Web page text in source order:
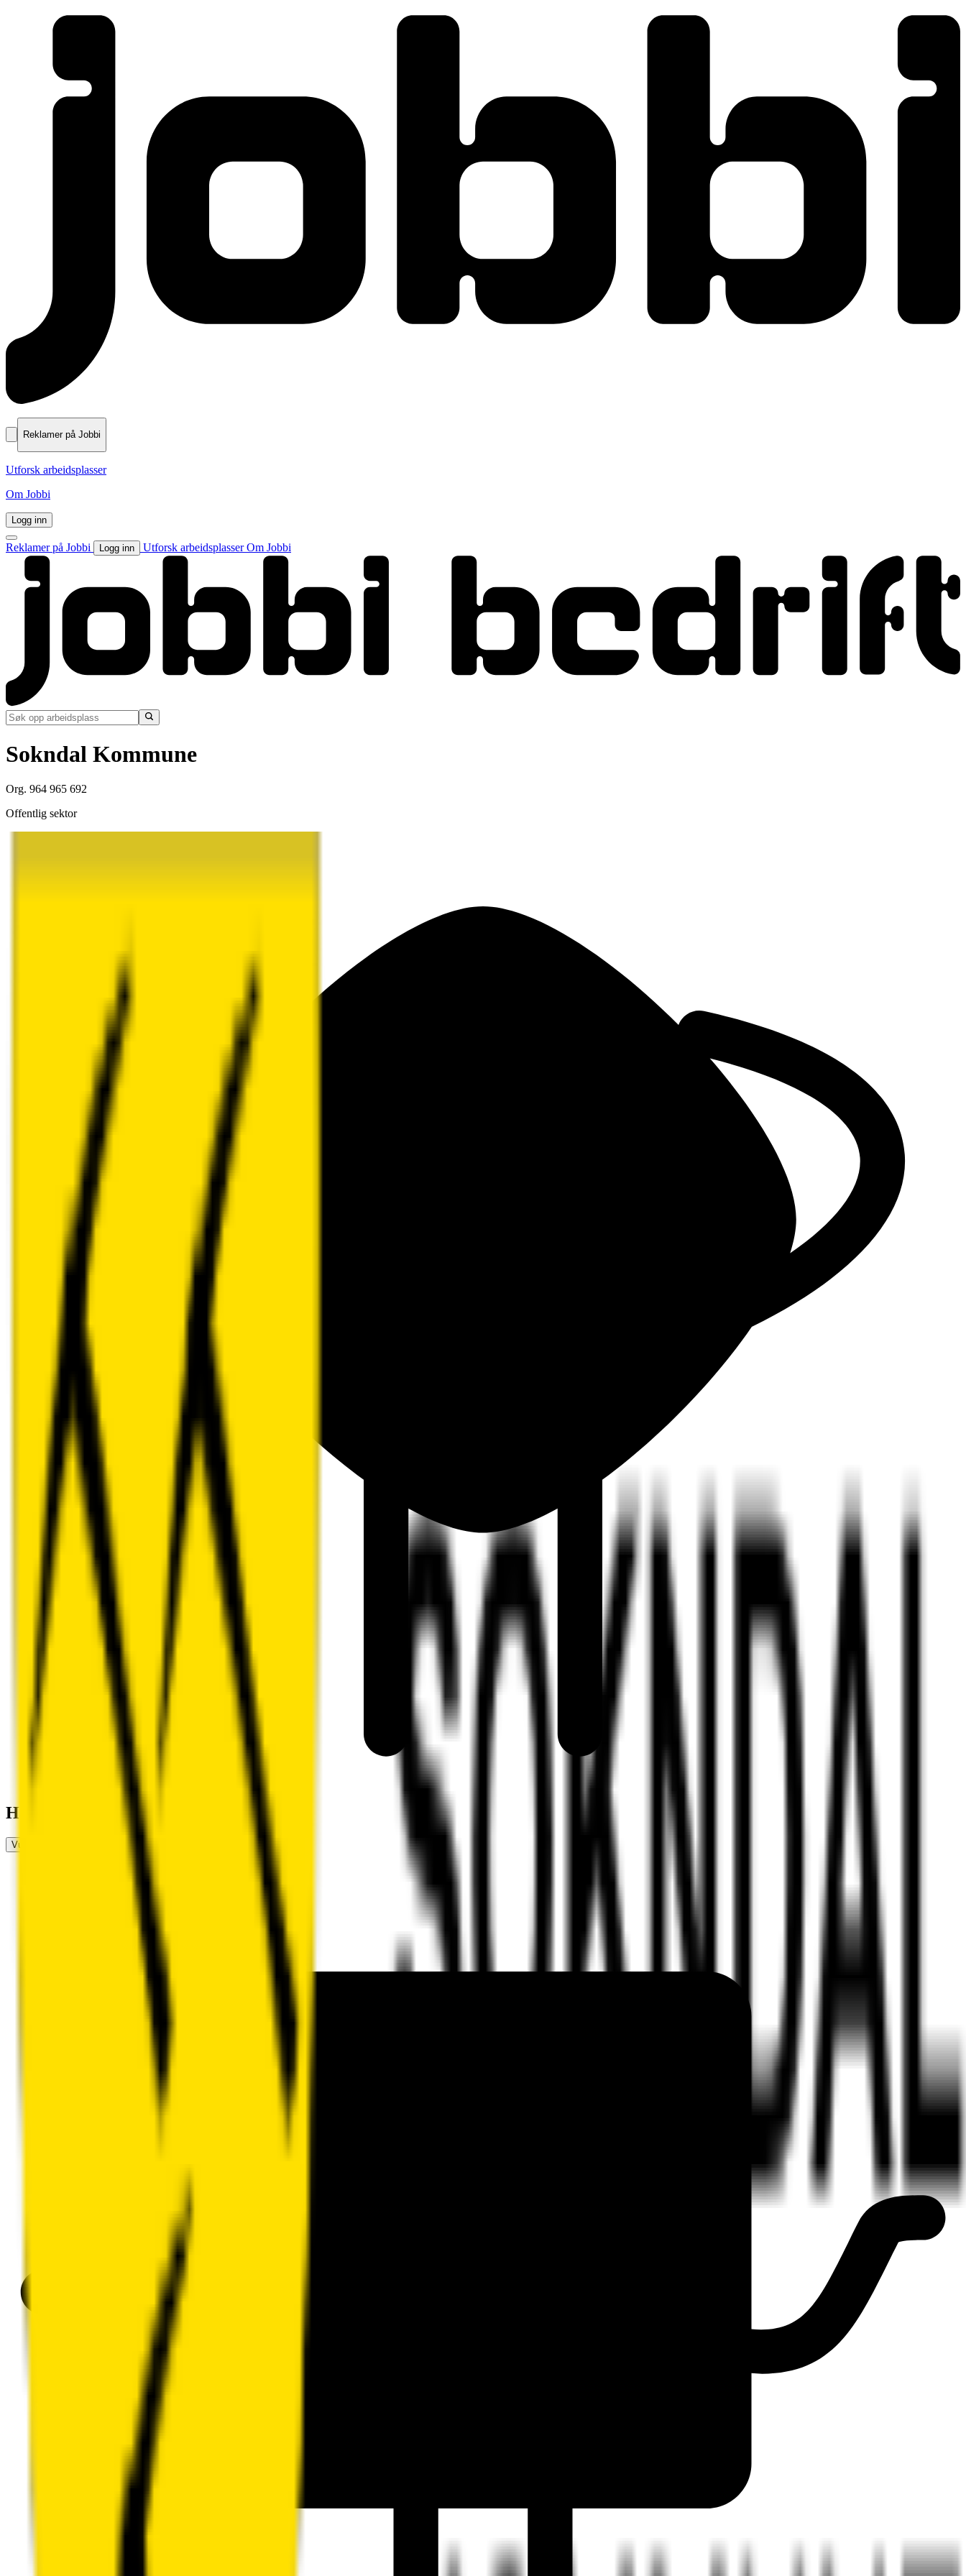
Reklamer på Jobbi
Utforsk arbeidsplasser
Om Jobbi
Logg inn
Reklamer på Jobbi Logg inn Utforsk arbeidsplasserOm Jobbi
Sokndal Kommune
Org. 964 965 692
Offentlig sektor
Har du erfaring som arbeidstaker her?
Vurder arbeidsplass